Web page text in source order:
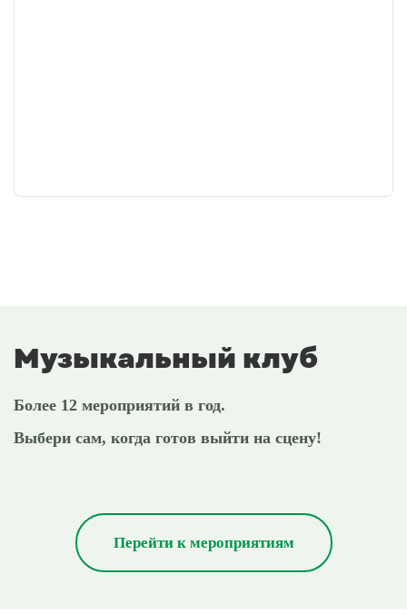
Музыкальный клуб
Более 12 мероприятий в год.
Выбери сам, когда готов выйти на сцену!
Перейти к мероприятиям